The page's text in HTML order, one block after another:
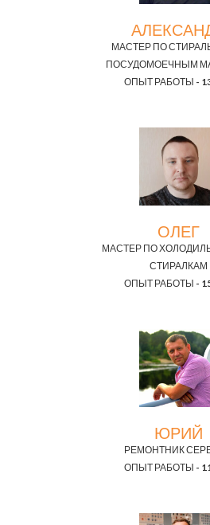
МАСТЕР ПО
ПОСУДОМОЕЧНЫМ
ОПЫТ РАБОТЫ -
ОЛЕГ
МАСТЕР ПО
СТИРАЛКАМ
ОПЫТ РАБОТЫ -
ЮРИЙ
РЕМОНТНИК
ОПЫТ РАБОТЫ -